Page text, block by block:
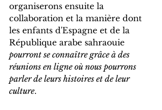
organiserons ensuite la
collaboration et la manière dont
les enfants d'Espagne et de la
République arabe sahraouie
pourront se connaître grâce à des
réunions en ligne où nous pourrons
parler de leurs histoires et de leur
culture.